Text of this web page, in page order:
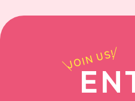
JOIN US!